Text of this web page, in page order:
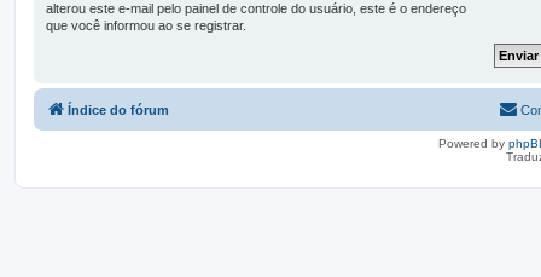
alterou este e-mail pelo painel de controle do usuário, este é o endereço
que você informou ao se registrar.
Índice do fórum
Powered by